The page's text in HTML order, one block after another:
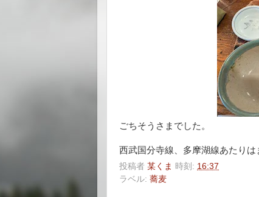
ごちそうさまでした。
西武国分寺線、多摩湖線あたりは
投稿者 某くま 時刻: 16:37
ラベル: 蕎麦